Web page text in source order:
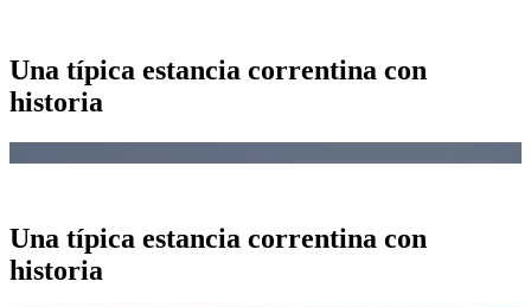
Una típica estancia correntina con
historia
Una típica estancia correntina con
historia